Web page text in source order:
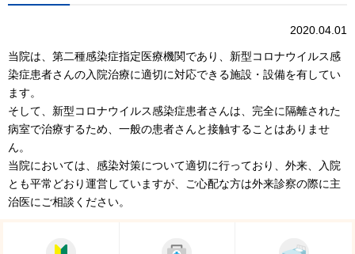
2020.04.01
当院は、第二種感染症指定医療機関であり、新型コロナウイルス感
染症患者さんの入院治療に適切に対応できる施設・設備を有してい
ます。
そして、新型コロナウイルス感染症患者さんは、完全に隔離された
病室で治療するため、一般の患者さんと接触することはありませ
ん。
当院においては、感染対策について適切に行っており、外来、入院
とも平常どおり運営していますが、ご心配な方は外来診察の際に主
治医にご相談ください。